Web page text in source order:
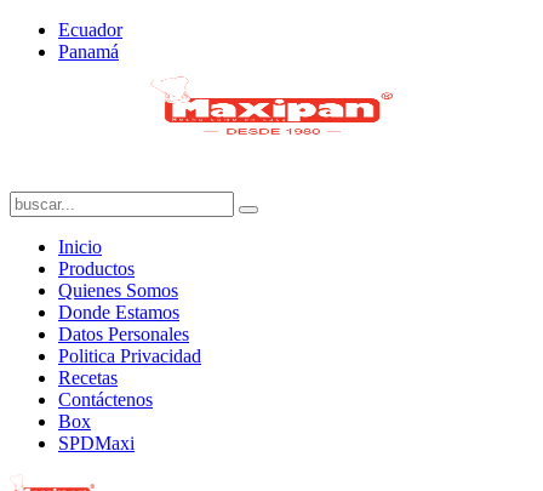
Ecuador
Panamá
Inicio
Productos
Quienes Somos
Donde Estamos
Datos Personales
Politica Privacidad
Recetas
Contáctenos
Box
SPDMaxi